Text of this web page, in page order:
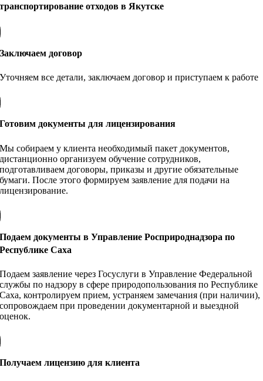
транспортирование отходов в Якутске
Заключаем договор
Уточняем все детали, заключаем договор и приступаем к работе
Готовим документы для лицензирования
Мы собираем у клиента необходимый пакет документов,
дистанционно организуем обучение сотрудников,
подготавливаем договоры, приказы и другие обязательные
бумаги. После этого формируем заявление для подачи на
лицензирование.
Подаем документы в Управление Росприроднадзора по
Республике Саха
Подаем заявление через Госуслуги в Управление Федеральной
службы по надзору в сфере природопользования по Республике
Саха, контролируем прием, устраняем замечания (при наличии),
сопровождаем при проведении документарной и выездной
оценок.
Получаем лицензию для клиента